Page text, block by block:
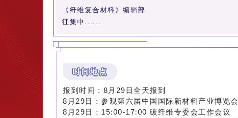
《纤维复合材料》编辑部
征集中......
时间地点
报到时间：8月29日全天报到
8月29日：参观第六届中国国际新材料产业博览会
8月29日：15:00-17:00 碳纤维专委会工作会议